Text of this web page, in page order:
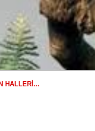
HALLERİ...